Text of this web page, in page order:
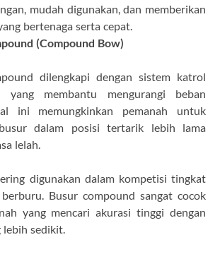
mudah digunakan, dan memberikan
bertenaga serta cepat.
(Compound Bow)
dilengkapi dengan sistem katrol
yang membantu mengurangi beban
ini memungkinkan pemanah untuk
dalam posisi tertarik lebih lama
lelah.
digunakan dalam kompetisi tingkat
Busur compound sangat cocok
yang mencari akurasi tinggi dengan
lebih sedikit.